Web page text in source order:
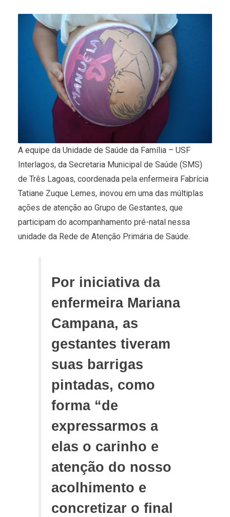
A equipe da Unidade de Saúde da Família – USF
Interlagos, da Secretaria Municipal de Saúde (SMS)
de Três Lagoas, coordenada pela enfermeira Fabrícia
Tatiane Zuque Lemes, inovou em uma das múltiplas
ações de atenção ao Grupo de Gestantes, que
participam do acompanhamento pré-natal nessa
unidade da Rede de Atenção Primária de Saúde.
Por iniciativa da
enfermeira Mariana
Campana, as
gestantes tiveram
suas barrigas
pintadas, como
forma “de
expressarmos a
elas o carinho e
atenção do nosso
acolhimento e
concretizar o final